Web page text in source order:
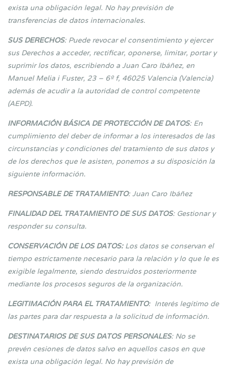
exista una obligación legal. No hay previsión de
transferencias de datos internacionales.
SUS DERECHOS: Puede revocar el consentimiento y ejercer
sus Derechos a acceder, rectificar, oponerse, limitar, portar y
suprimir los datos, escribiendo a Juan Caro Ibáñez, en
Manuel Melia i Fuster, 23 – 6º f, 46025 Valencia (Valencia)
además de acudir a la autoridad de control competente
(AEPD).
INFORMACIÓN BÁSICA DE PROTECCIÓN DE DATOS: En
cumplimiento del deber de informar a los interesados de las
circunstancias y condiciones del tratamiento de sus datos y
de los derechos que le asisten, ponemos a su disposición la
siguiente información.
RESPONSABLE DE TRATAMIENTO: Juan Caro Ibáñez
FINALIDAD DEL TRATAMIENTO DE SUS DATOS: Gestionar y
responder su consulta.
CONSERVACIÓN DE LOS DATOS: Los datos se conservan el
tiempo estrictamente necesario para la relación y lo que le es
exigible legalmente, siendo destruidos posteriormente
mediante los procesos seguros de la organización.
LEGITIMACIÓN PARA EL TRATAMIENTO: Interés legítimo de
las partes para dar respuesta a la solicitud de información.
DESTINATARIOS DE SUS DATOS PERSONALES: No se
prevén cesiones de datos salvo en aquellos casos en que
exista una obligación legal. No hay previsión de